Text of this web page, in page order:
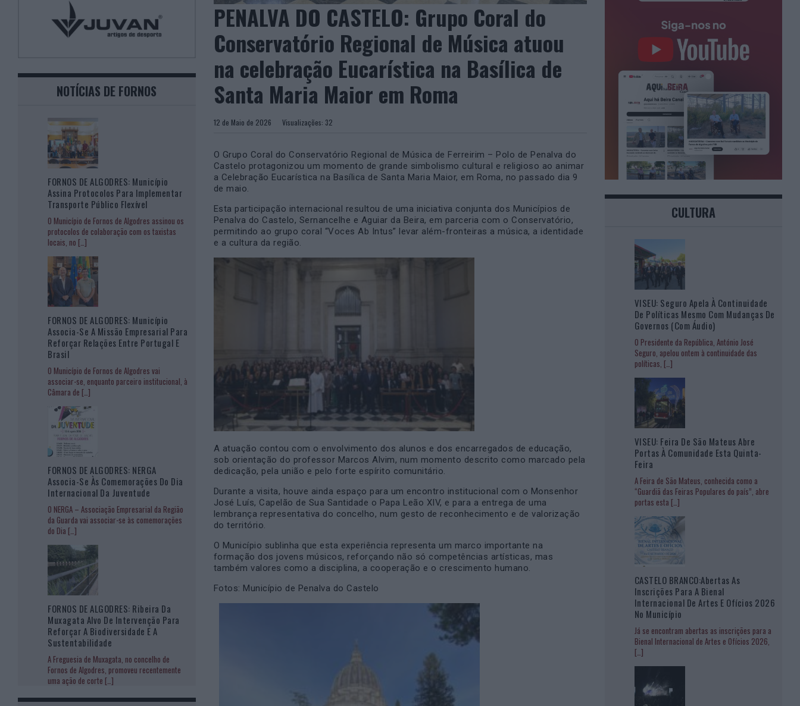
PENALVA DO CASTELO: Grupo Coral do
Conservatório Regional de Música atuou
na celebração Eucarística na Basílica de
Santa Maria Maior em Roma
12 de Maio de 2026 Visualizações: 32
O Grupo Coral do Conservatório Regional de Música de Ferreirim – Polo de Penalva do
Castelo protagonizou um momento de grande simbolismo cultural e religioso ao animar
a Celebração Eucarística na Basílica de Santa Maria Maior, em Roma, no passado dia 9
de maio.
Esta participação internacional resultou de uma iniciativa conjunta dos Municípios de
Penalva do Castelo, Sernancelhe e Aguiar da Beira, em parceria com o Conservatório,
permitindo ao grupo coral “Voces Ab Intus” levar além-fronteiras a música, a identidade
e a cultura da região.
A atuação contou com o envolvimento dos alunos e dos encarregados de educação,
sob orientação do professor Marcos Alvim, num momento descrito como marcado pela
dedicação, pela união e pelo forte espírito comunitário.
Durante a visita, houve ainda espaço para um encontro institucional com o Monsenhor
José Luís, Capelão de Sua Santidade o Papa Leão XIV, e para a entrega de uma
lembrança representativa do concelho, num gesto de reconhecimento e de valorização
do território.
O Município sublinha que esta experiência representa um marco importante na
formação dos jovens músicos, reforçando não só competências artísticas, mas
também valores como a disciplina, a cooperação e o crescimento humano.
Fotos: Município de Penalva do Castelo
NOTÍCIAS DE FORNOS
FORNOS DE ALGODRES: Município
Assina Protocolos Para Implementar
Transporte Público Flexível
O Município de Fornos de Algodres assinou os
protocolos de colaboração com os taxistas
locais, no […]
FORNOS DE ALGODRES: Município
Associa-Se A Missão Empresarial Para
Reforçar Relações Entre Portugal E
Brasil
O Município de Fornos de Algodres vai
associar-se, enquanto parceiro institucional, à
Câmara de […]
FORNOS DE ALGODRES: NERGA
Associa-Se Às Comemorações Do Dia
Internacional Da Juventude
O NERGA – Associação Empresarial da Região
da Guarda vai associar-se às comemorações
do Dia […]
FORNOS DE ALGODRES: Ribeira Da
Muxagata Alvo De Intervenção Para
Reforçar A Biodiversidade E A
Sustentabilidade
A Freguesia de Muxagata, no concelho de
Fornos de Algodres, promoveu recentemente
uma ação de corte […]
CULTURA
VISEU: Seguro Apela À Continuidade
De Políticas Mesmo Com Mudanças De
Governos (com Áudio)
O Presidente da República, António José
Seguro, apelou ontem à continuidade das
políticas, […]
VISEU: Feira De São Mateus Abre
Portas À Comunidade Esta Quinta-
Feira
A Feira de São Mateus, conhecida como a
“Guardiã das Feiras Populares do país”, abre
portas esta […]
CASTELO BRANCO:Abertas As
Inscrições Para A Bienal
Internacional De Artes E Ofícios 2026
No Município
Já se encontram abertas as inscrições para a
Bienal Internacional de Artes e Ofícios 2026,
[…]